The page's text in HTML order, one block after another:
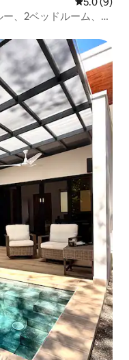
、2ベッドルーム、プ